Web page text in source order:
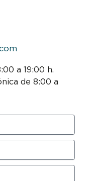
a 19:00 h.
de 8:00 a